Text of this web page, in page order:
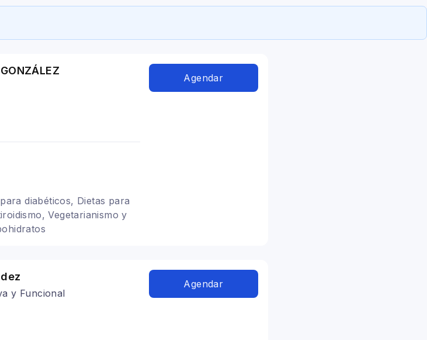
diabéticos, Dietas para
Vegetarianismo y
Agendar
y Funcional
Agendar